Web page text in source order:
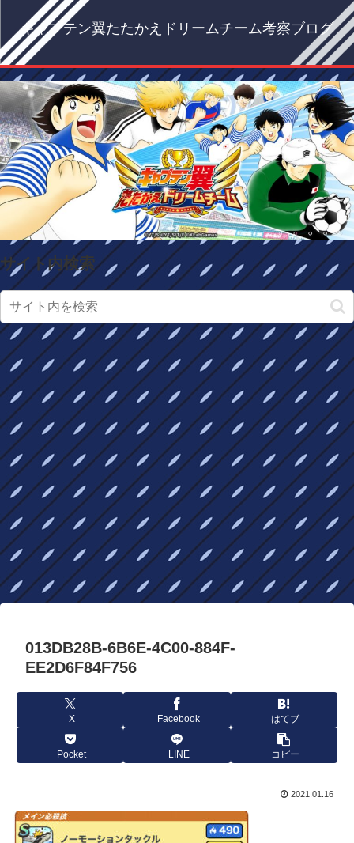
キャプテン翼たたかえドリームチーム考察ブログ
サイト内検索
013DB28B-6B6E-4C00-884F-
EE2D6F84F756
X Facebook はてブ
Pocket LINE コピー
2021.01.16